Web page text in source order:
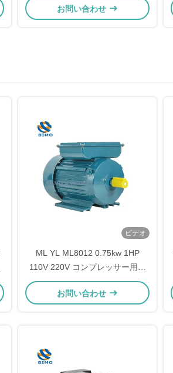
お問い合わせ
ビデオ
ML YL ML8012 0.75kw 1HP
110V 220V コンプレッサー用単
相電気モーター
お問い合わせ